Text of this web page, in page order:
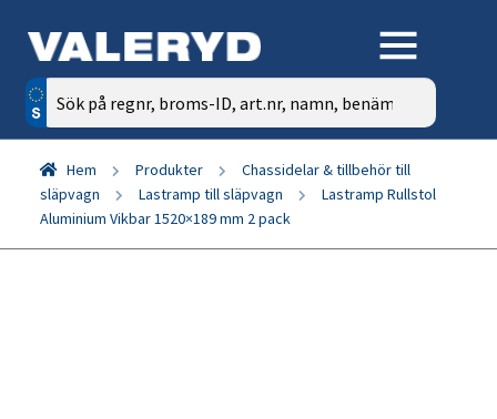
Sök
efter:
Hem Produkter
Chassidelar & tillbehör till
släpvagn
Lastramp till släpvagn
Lastramp Rullstol
Aluminium Vikbar 1520×189 mm 2 pack